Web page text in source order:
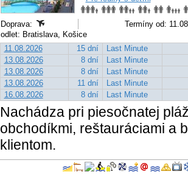
Doprava:
Termíny od:
odlet: Bratislava, Košice
11.08.2026
15 dní
Last Minute
13.08.2026
8 dní
Last Minute
13.08.2026
8 dní
Last Minute
13.08.2026
11 dní
Last Minute
16.08.2026
8 dní Last Minute
Nachádza pri piesočnatej
obchodíkmi, reštauráciami a
klientom.